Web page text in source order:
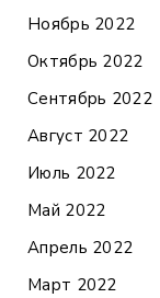
Ноябрь 2022
Октябрь 2022
Сентябрь 2022
Август 2022
Июль 2022
Май 2022
Апрель 2022
Март 2022